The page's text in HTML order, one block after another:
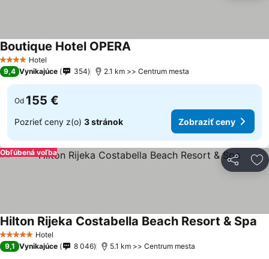
4 Počet hviezdičiek
Hotel
Boutique Hotel OPERAZobraziť ceny
9,4 Vynikajúce 354 2.1 km >> Centrum mesta
Od 155 €
Pozrieť ceny z(o) 3 stránok Zobraziť ceny
Zdieľať
Obľúbená voľba
5 Počet hviezdičiek
Hotel
Hilton Rijeka Costabella Beach Resort & Spa
9,1 Vynikajúce 8 046 5.1 km >> Centrum mesta